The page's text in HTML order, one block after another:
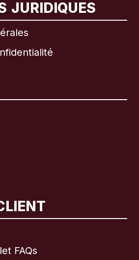
JURIDIQUES
FAQs
English